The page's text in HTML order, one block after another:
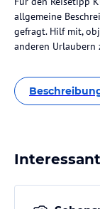
allgemeine
gefragt. Hilf mit,
anderen Urlaubern